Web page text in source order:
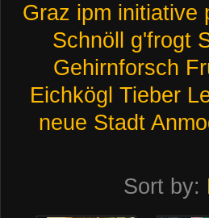
Graz ipm initiative
Schnöll
g'frogt
Gehirnforsch
Eichkögl Tieber
neue Stadt
Sort by: